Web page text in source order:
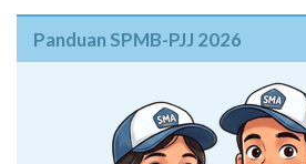
Panduan SPMB-PJJ 2026